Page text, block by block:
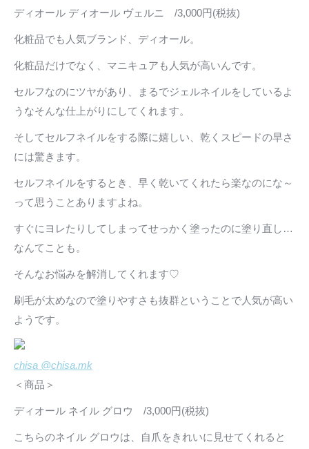
ディオール ディオール ヴェルニ /3,000円(税抜)
化粧品でも人気ブランド、ディオール。
化粧品だけでなく、マニキュアも人気が高いんです。
セルフなのにツヤがあり、まるでジェルネイルをしているよ
うなそんな仕上がりにしてくれます。
そしてセルフネイルをする際に嬉しい、乾くスピードの早さ
には驚きます。
セルフネイルをするとき、早く乾いてくれたら楽なのにな～
って思うことありますよね。
すぐにヨレたりしてしまってせっかく塗ったのに塗り直し…
なんてことも。
そんなお悩みを解消してくれます♡
刷毛が太めなので塗りやすさも抜群ということで人気が高い
ようです。
chisa @chisa.mk
＜商品＞
ディオール ネイル グロウ /3,000円(税抜)
こちらのネイル グロウは、自爪をきれいに見せてくれると